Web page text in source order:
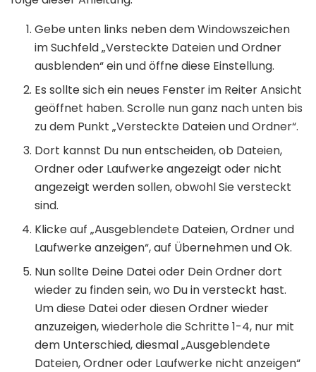
Gebe unten links neben dem Windowszeichen
im Suchfeld „Versteckte Dateien und Ordner
ausblenden“ ein und öffne diese Einstellung.
Es sollte sich ein neues Fenster im Reiter Ansicht
geöffnet haben. Scrolle nun ganz nach unten bis
zu dem Punkt „Versteckte Dateien und Ordner“.
Dort kannst Du nun entscheiden, ob Dateien,
Ordner oder Laufwerke angezeigt oder nicht
angezeigt werden sollen, obwohl Sie versteckt
sind.
Klicke auf „Ausgeblendete Dateien, Ordner und
Laufwerke anzeigen“, auf Übernehmen und Ok.
Nun sollte Deine Datei oder Dein Ordner dort
wieder zu finden sein, wo Du in versteckt hast.
Um diese Datei oder diesen Ordner wieder
anzuzeigen, wiederhole die Schritte 1-4, nur mit
dem Unterschied, diesmal „Ausgeblendete
Dateien, Ordner oder Laufwerke nicht anzeigen“